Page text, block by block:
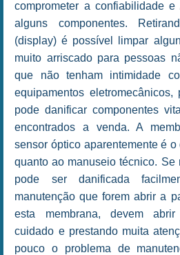
comprometer a confiabilidade
alguns componentes.
(display) é possível limpar
muito arriscado para pessoas
que não tenham intimidade
equipamentos
pode danificar componentes
encontrados a venda. A
sensor óptico aparentemente é o
quanto ao manuseio técnico. Se
pode ser danificada
manutenção que forem abrir a
esta membrana, devem abrir
cuidado e prestando muita
pouco o problema de